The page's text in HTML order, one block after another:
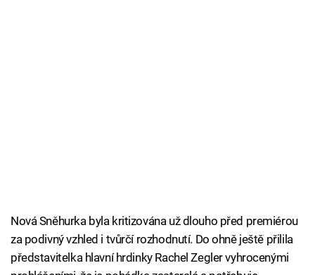
Nová Sněhurka byla kritizována už dlouho před premiérou
za podivný vzhled i tvůrčí rozhodnutí. Do ohně ještě přilila
představitelka hlavní hrdinky Rachel Zegler vyhrocenými